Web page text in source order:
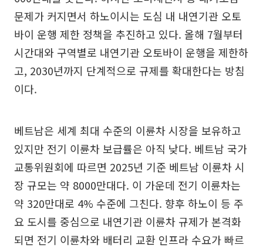
문제가 커지면서 하노이시는 도심 내 내연기관 오토
바이 운행 제한 정책을 추진하고 있다. 올해 7월부터
시간대와 구역별로 내연기관 오토바이 운행을 제한하
고, 2030년까지 단계적으로 규제를 확대한다는 방침
이다.
베트남은 세계 최대 수준의 이륜차 시장을 보유하고
있지만 전기 이륜차 보급률은 아직 낮다. 베트남 국가
교통위원회에 따르면 2025년 기준 베트남 이륜차 시
장 규모는 약 8000만대다. 이 가운데 전기 이륜차는
약 320만대로 4% 수준에 그친다. 향후 하노이 등 주
요 도시를 중심으로 내연기관 이륜차 규제가 본격화
되면 전기 이륜차와 배터리 교환 인프라 수요가 빠르